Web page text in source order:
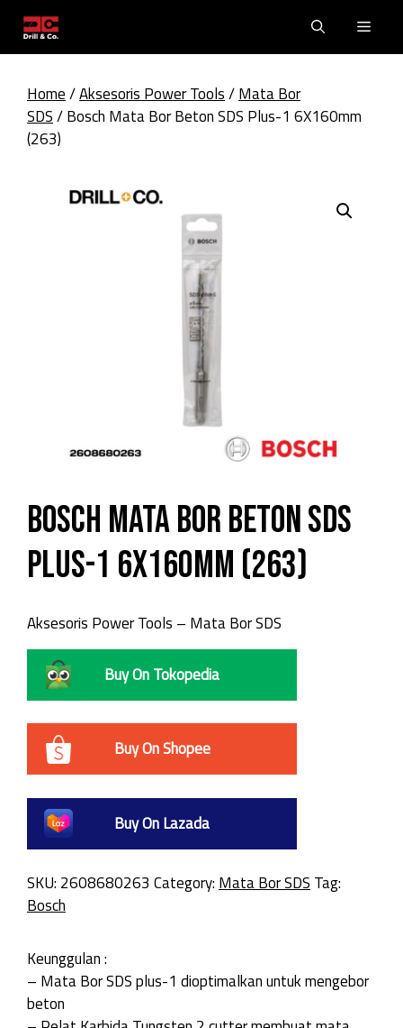
content
Home/Aksesoris Power Tools/Mata Bor
SDS/ Bosch Mata Bor Beton SDS Plus-1 6X160mm
(263)
Bosch Mata Bor Beton SDS
Plus-1 6X160mm (263)
Aksesoris Power Tools – Mata Bor SDS
Buy On Tokopedia
Buy On Shopee
Buy On Lazada
SKU: 2608680263 Category: Mata Bor SDS Tag:
Bosch
Keunggulan :
– Mata Bor SDS plus-1 dioptimalkan untuk mengebor
beton